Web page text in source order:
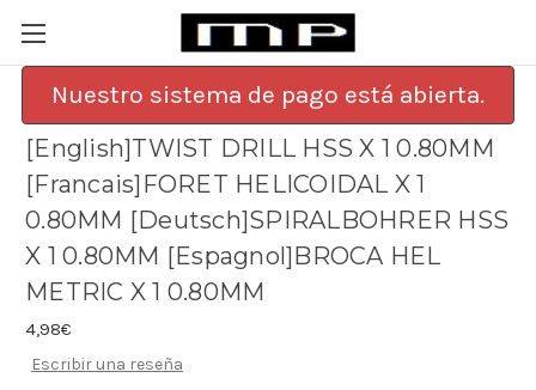
Nuestro sistema de pago está abierta.
[English]TWIST DRILL HSS X 1 0.80MM
[Francais]FORET HELICOIDAL X 1
0.80MM [Deutsch]SPIRALBOHRER HSS
X 1 0.80MM [Espagnol]BROCA HEL
METRIC X 1 0.80MM
4,98€
Escribir una reseña